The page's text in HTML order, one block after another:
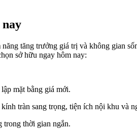
tăng trưởng giá trị và không gian
sở hữu ngay hôm nay:
mặt bằng giá mới.
tràn sang trọng, tiện ích nội khu và
trong thời gian ngắn.